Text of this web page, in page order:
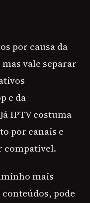
por causa da
vale separar
e da
IPTV costuma
por canais e
compatível.
mais
pode